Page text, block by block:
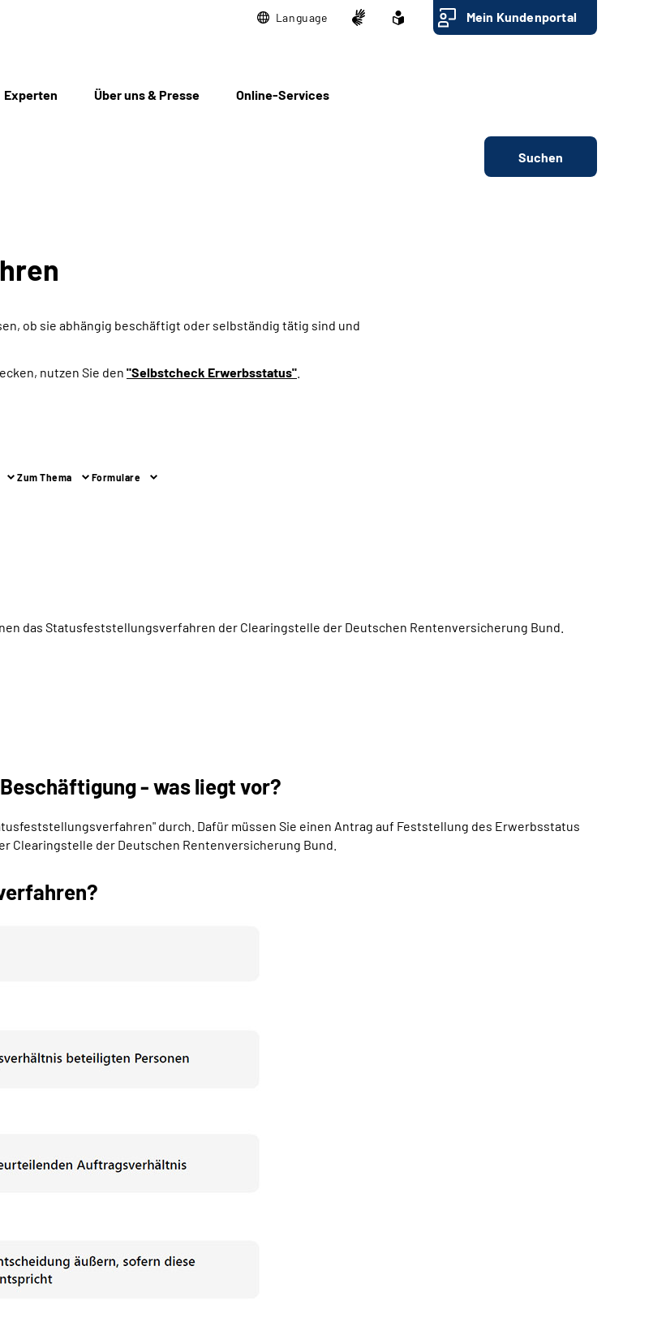
Language Mein Kundenportal
Experten Über uns & Presse Online-Services
Suchen
ob sie abhängig beschäftigt oder selbständig tätig sind und
nutzen Sie den "Selbstcheck Erwerbsstatus"
Zum Thema Formulare
das Statusfeststellungsverfahren der Clearingstelle der Deutschen Rentenversicherung Bund.
- was liegt vor?
durch. Dafür müssen Sie einen Antrag auf Feststellung des Erwerbsstatus
der Deutschen Rentenversicherung Bund.